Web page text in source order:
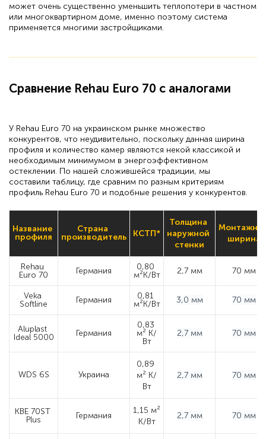
может очень существенно уменьшить теплопотери в частном
или многоквартирном доме, именно поэтому система
применяется многими застройщиками.
Сравнение Rehau Euro 70 с аналогами
У Rehau Euro 70 на украинском рынке множество
конкурентов, что неудивительно, поскольку данная ширина
профиля и количество камер являются некой классикой и
необходимым минимумом в энергоэффективном
остеклении. По нашей сложившейся традиции, мы
составили таблицу, где сравним по разным критериям
профиль Rehau Euro 70 и подобные решения у конкурентов.
Название
профиля
Страна
производитель
КСТП*
Толщина
наружной
стенки
ширина
Rehau
Euro 70
Германия
0,80
м²K/Вт
2,7 мм 70 мм
Veka
Softline
Германия
0,81
м²К/Вт
3,0 мм 70 мм
Aluplast
Ideal 5000
Германия
0,83
м² К/
Вт
2,7 мм 70 мм
WDS 6S Украина
0,89
м² К/
Вт
2,7 мм 70 мм
KBE 70ST
Plus
Германия
1,15 м²
К/Вт
2,7 мм 70 мм